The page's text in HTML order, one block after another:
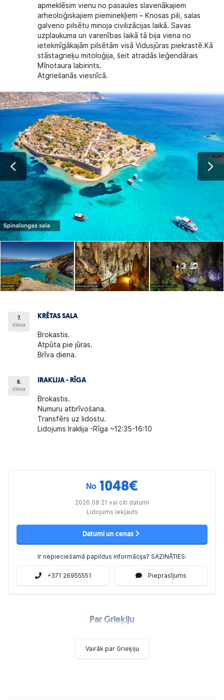
apmeklēsim vienu no pasaules slavenākajiem
arheoloģiskajiem pieminekļiem – Knosas pili, salas
galveno pilsētu minoja civilizācijas laikā. Savas
uzplaukuma un varenības laikā tā bija viena no
ietekmīgākajām pilsētām visā Vidusjūras piekrastē.Kā
stāstagrieķu mitoloģija, šeit atradās leģendārais
Mīnotaura labirints.
Atgriešanās viesnīcā.
+ 3
7.
diena
KRĒTAS SALA
Brokastis.
Atpūta pie jūras.
Brīva diena.
8.
diena
IRAKLIJA - RĪGA
Brokastis.
Numuru atbrīvošana.
Transfērs uz lidostu.
Lidojums Iraklija -Rīga ~12:35-16:10
No 1048€
2026 08 21 vai citi datumi
Lidojums iekļauts
Datumi un cenas
Ir nepieciešamā papildus informācija? SAZINĀTIES:
+371 26955551 Pieprasījums
Par Grieķiju
Vairāk par Grieķiju